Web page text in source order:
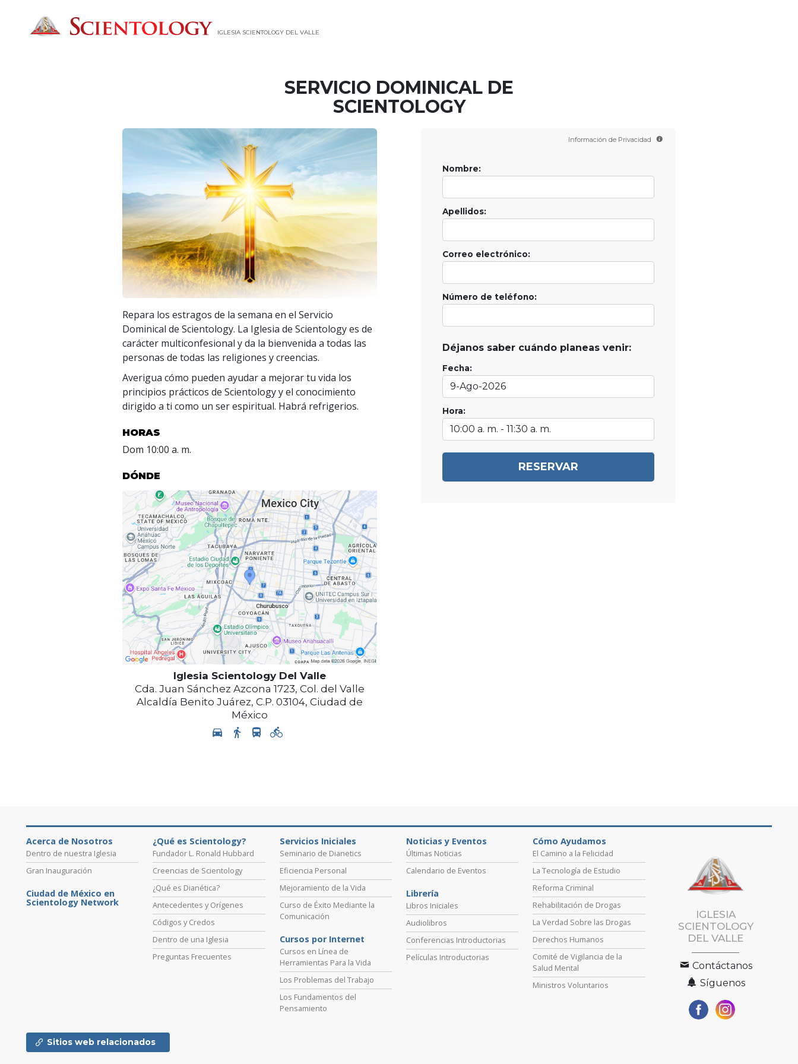
IGLESIA SCIENTOLOGY DEL VALLE
SERVICIO DOMINICAL DE
SCIENTOLOGY
Repara los estragos de la semana en el Servicio
Dominical de Scientology. La Iglesia de Scientology es de
carácter multiconfesional y da la bienvenida a todas las
personas de todas las religiones y creencias.
Averigua cómo pueden ayudar a mejorar tu vida los
principios prácticos de Scientology y el conocimiento
dirigido a ti como un ser espiritual. Habrá refrigerios.
HORAS
Dom 10:00 a. m.
DÓNDE
Iglesia Scientology Del Valle
Cda. Juan Sánchez Azcona 1723, Col. del Valle
Alcaldía Benito Juárez, C.P. 03104, Ciudad de
México
Información de Privacidad
Nombre:
Apellidos:
Correo electrónico:
Número de teléfono:
Déjanos saber cuándo planeas venir:
Fecha:
Hora:
RESERVAR
Acerca de Nosotros
Dentro de nuestra Iglesia
Gran Inauguración
Ciudad de México en
Scientology Network
¿Qué es Scientology?
Fundador L. Ronald Hubbard
Creencias de Scientology
¿Qué es Dianética?
Antecedentes y Orígenes
Códigos y Credos
Dentro de una Iglesia
Preguntas Frecuentes
Servicios Iniciales
Seminario de Dianetics
Eficiencia Personal
Mejoramiento de la Vida
Curso de Éxito Mediante la
Comunicación
Cursos por Internet
Cursos en Línea de
Herramientas Para la Vida
Los Problemas del Trabajo
Los Fundamentos del
Pensamiento
Noticias y Eventos
Últimas Noticias
Calendario de Eventos
Librería
Libros Iniciales
Audiolibros
Conferencias Introductorias
Películas Introductorias
Cómo Ayudamos
El Camino a la Felicidad
La Tecnología de Estudio
Reforma Criminal
Rehabilitación de Drogas
La Verdad Sobre las Drogas
Derechos Humanos
Comité de Vigilancia de la
Salud Mental
Ministros Voluntarios
IGLESIA
SCIENTOLOGY
DEL VALLE
Contáctanos
Síguenos
Sitios web relacionados